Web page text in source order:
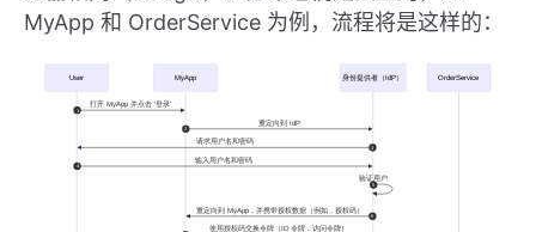
MyApp 和 OrderService 为例，流程将是这样的：